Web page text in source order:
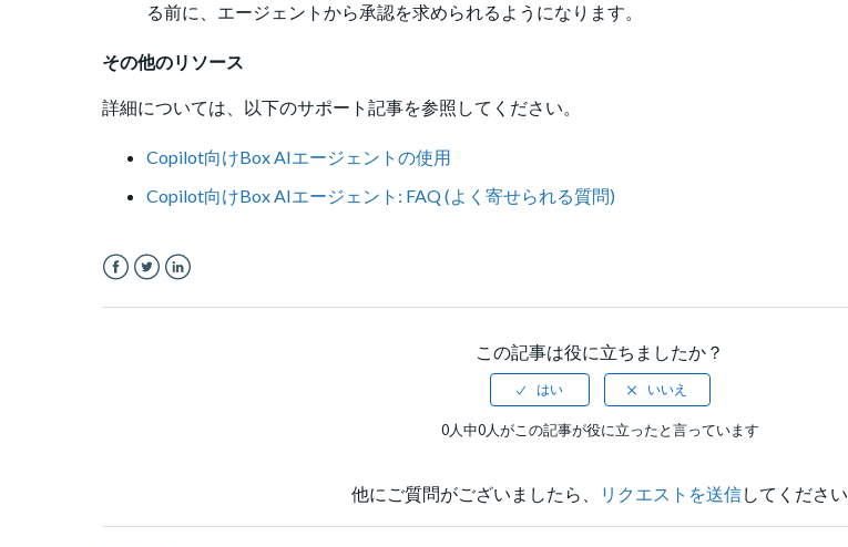
る前に、エージェントから承認を求められるようになります。
その他のリソース
詳細については、以下のサポート記事を参照してください。
Copilot向けBox AIエージェントの使用
Copilot向けBox AIエージェント: FAQ (よく寄せられる質問)
この記事は役に立ちましたか？
0人中0人がこの記事が役に立ったと言っています
他にご質問がございましたら、 リクエストを送信してください